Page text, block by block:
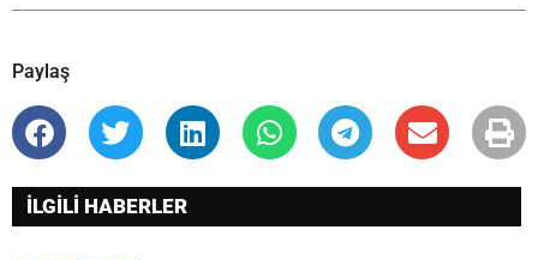
Paylaş
İLGİLİ HABERLER